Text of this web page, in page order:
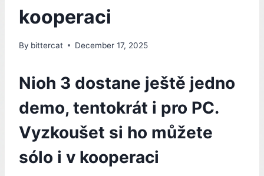
kooperaci
By bittercat December 17, 2025
Nioh 3 dostane ještě jedno
demo, tentokrát i pro PC.
Vyzkoušet si ho můžete
sólo i v kooperaci